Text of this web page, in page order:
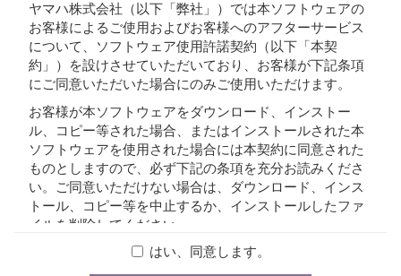
ヤマハ株式会社（以下「弊社」）では本ソフトウェアの
お客様によるご使用およびお客様へのアフターサービス
について、ソフトウェア使用許諾契約（以下「本契
約」）を設けさせていただいており、お客様が下記条項
にご同意いただいた場合にのみご使用いただけます。
お客様が本ソフトウェアをダウンロード、インストー
ル、コピー等された場合、またはインストールされた本
ソフトウェアを使用された場合には本契約に同意された
ものとしますので、必ず下記の条項を充分お読みくださ
い。ご同意いただけない場合は、ダウンロード、インス
トール、コピー等を中止するか、インストールしたファ
イルを削除してください。
はい、同意します。